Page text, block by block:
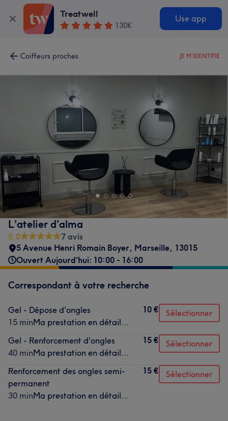
Treatwell
130K
Use app
Coiffeurs proches JE M'IDENTIFIE
L’atelier d’alma
5,0
7 avis
5 Avenue Henri Romain Boyer, Marseille, 13015
Ouvert Aujourd'hui: 10:00 - 16:00
Correspondant à votre recherche
Gel - Dépose d'ongles
15 minMa prestation en détail...
10 € Sélectionner
Gel - Renforcement d'ongles
40 minMa prestation en détail...
15 € Sélectionner
Renforcement des ongles semi-
permanent
30 minMa prestation en détail...
15 € Sélectionner